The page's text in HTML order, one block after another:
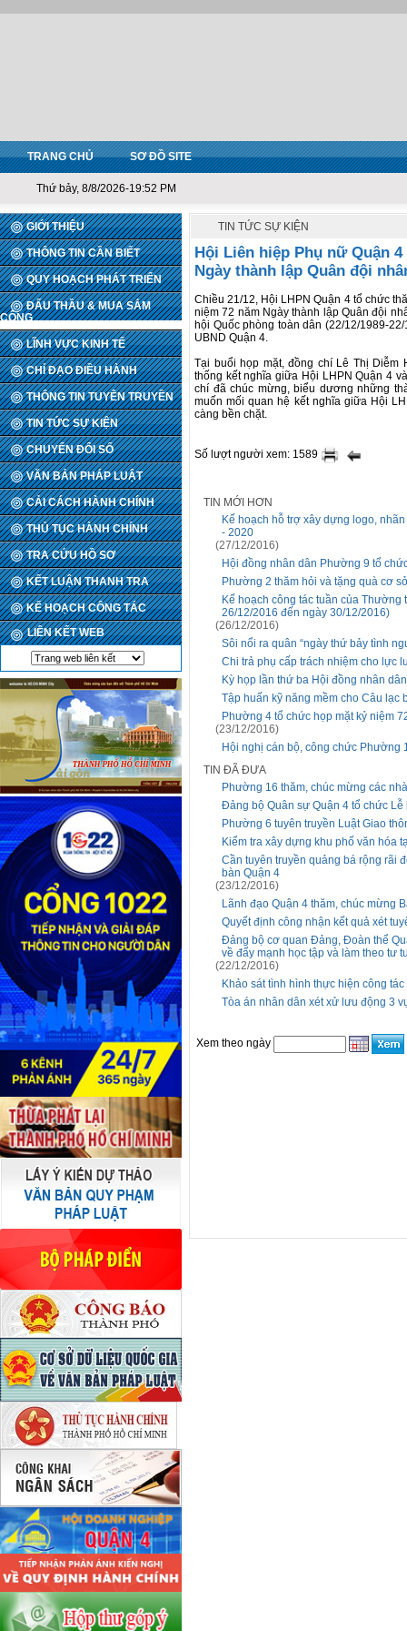
TRANG CHỦ SƠ ĐỒ SITE
Thứ bảy, 8/8/2026-19:52 PM
GIỚI THIỆU
THÔNG TIN CẦN BIẾT
QUY HOẠCH PHÁT TRIỂN
ĐẤU THẦU & MUA SẮM
CÔNG
LĨNH VỰC KINH TẾ
CHỈ ĐẠO ĐIỀU HÀNH
THÔNG TIN TUYÊN TRUYỀN
TIN TỨC SỰ KIỆN
CHUYỂN ĐỔI SỐ
VĂN BẢN PHÁP LUẬT
CẢI CÁCH HÀNH CHÍNH
THỦ TỤC HÀNH CHÍNH
TRA CỨU HỒ SƠ
KẾT LUẬN THANH TRA
KẾ HOẠCH CÔNG TÁC
LIÊN KẾT WEB
TIN TỨC SỰ KIỆN
Hội Liên hiệp Phụ nữ Quận
Ngày thành lập Quân đội
Chiều 21/12, Hội LHPN Quận 4 tổ chức
niệm 72 năm Ngày thành lập Quân đội
hội Quốc phòng toàn dân (22/12/1989-
UBND Quận 4.
Tại buổi họp mặt, đồng chí Lê Thị Diễm
thống kết nghĩa giữa Hội LHPN Quận 4
chí đã chúc mừng, biểu dương những
muốn mối quan hệ kết nghĩa giữa Hội
càng bền chặt.
Số lượt người xem: 1589
TIN MỚI HƠN
Kế hoạch hỗ trợ xây dựng logo,
- 2020
(27/12/2016)
Hội đồng nhân dân Phường 9 tổ
Phường 2 thăm hỏi và tặng quà cơ
Kế hoạch công tác tuần của
26/12/2016 đến ngày 30/12/2016)
(26/12/2016)
Sôi nổi ra quân “ngày thứ bảy tình
Chi trả phụ cấp trách nhiệm cho lực
Kỳ họp lần thứ ba Hội đồng nhân
Tập huấn kỹ năng mềm cho Câu lạc
Phường 4 tổ chức họp mặt kỷ niệm
(23/12/2016)
Hội nghị cán bộ, công chức Phường
TIN ĐÃ ĐƯA
Phường 16 thăm, chúc mừng các
Đảng bộ Quân sự Quận 4 tổ chức
Phường 6 tuyên truyền Luật Giao
Kiểm tra xây dựng khu phố văn hóa
Cần tuyên truyền quảng bá rộng rãi
bàn Quận 4
(23/12/2016)
Lãnh đạo Quận 4 thăm, chúc mừng
Quyết định công nhận kết quả xét
Đảng bộ cơ quan Đảng, Đoàn thể
về đẩy mạnh học tập và làm theo tư
(22/12/2016)
Khảo sát tình hình thực hiện công
Tòa án nhân dân xét xử lưu động 3
Xem theo ngày